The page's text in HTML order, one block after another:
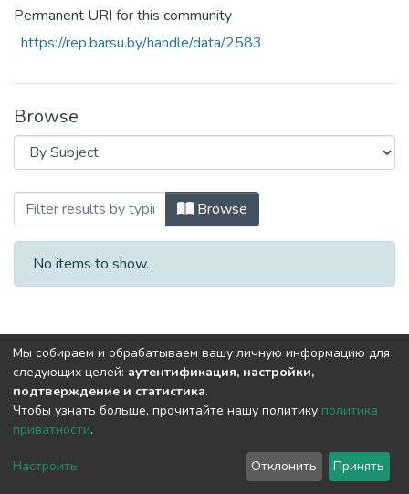
Permanent URI for this community
https://rep.barsu.by/handle/data/2583
Browse
Browsing Актуальные проблемы
Browse
No items to show.
Cookie
End User
Agreement
Send
Feedback
Мы собираем и обрабатываем вашу личную информацию для
следующих целей: аутентификация, настройки,
подтверждение и статистика.
Чтобы узнать больше, прочитайте нашу политику политика
приватности.
Настроить Отклонить Принять